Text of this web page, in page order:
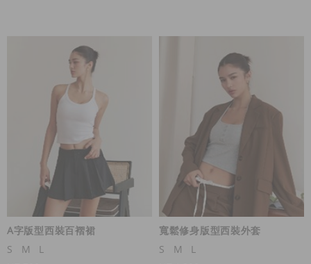
A字版型西裝百褶裙
S
M
L
寬鬆修身版型西裝外套
S
M
L